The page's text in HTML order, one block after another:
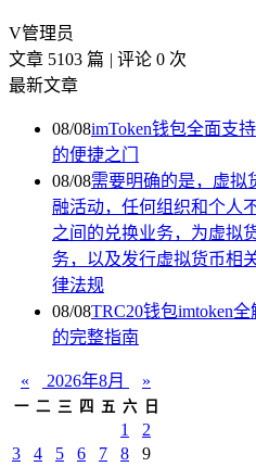
V管理员
文章 5103 篇 | 评论 0 次
最新文章
08/08imToken钱包全面支
的便捷之门
08/08需要明确的是，虚拟
融活动，任何组织和个人
之间的兑换业务，为虚拟
务，以及发行虚拟货币相
律法规
08/08TRC20钱包imtoken
的完整指南
« 2026年8月 »
一 二 三 四 五 六 日
1
2
3
4 5 6 7 8
9